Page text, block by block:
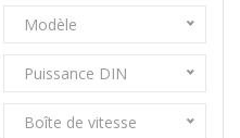
Modèle
Puissance DIN
Boîte de vitesse